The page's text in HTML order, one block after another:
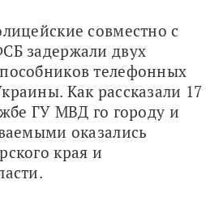
совместно с
задержали двух
телефонных
Как рассказали 17
ГУ МВД го городу и
оказались
края и